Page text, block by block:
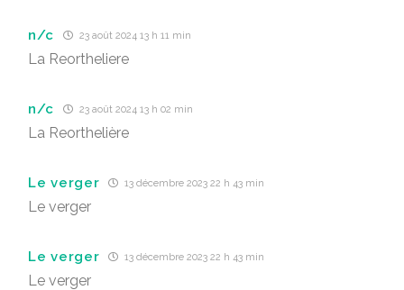
n/c 23 août 2024 13 h 11 min
La Reortheliere
n/c 23 août 2024 13 h 02 min
La Reorthelière
Le verger 13 décembre 2023 22 h 43 min
Le verger
Le verger 13 décembre 2023 22 h 43 min
Le verger